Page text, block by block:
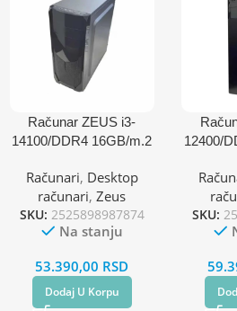
Računar ZEUS i3-
14100/DDR4 16GB/m.2
Računari, Desktop
računari,Zeus
SKU: 2525898987874
Na stanju
53.390,00 RSD
Dodaj U Korpu
12400/
SKU: